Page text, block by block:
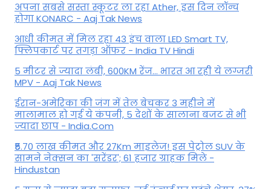
अपना सबसे सस्ता स्कूटर ला रहा Ather, इस दिन लॉन्च
होगा KONARC - Aaj Tak News
आधी कीमत में मिल रहा 43 इंच वाला LED Smart TV,
फ्लिपकार्ट पर तगड़ा ऑफर - India TV Hindi
5 मीटर से ज्यादा लंबी, 600KM रेंज... भारत आ रही ये लग्जरी
MPV - Aaj Tak News
ईरान-अमेरिका की जंग में तेल बेचकर 3 महीने में
मालामाल हो गई ये कंपनी, 5 देशों के सालाना बजट से भी
ज्यादा छाप - India.Com
₹5.70 लाख कीमत और 27Km माइलेज! इस पेट्रोल SUV के
सामने नेक्सन का 'सरेंडर'; 61 हजार ग्राहक मिले -
Hindustan